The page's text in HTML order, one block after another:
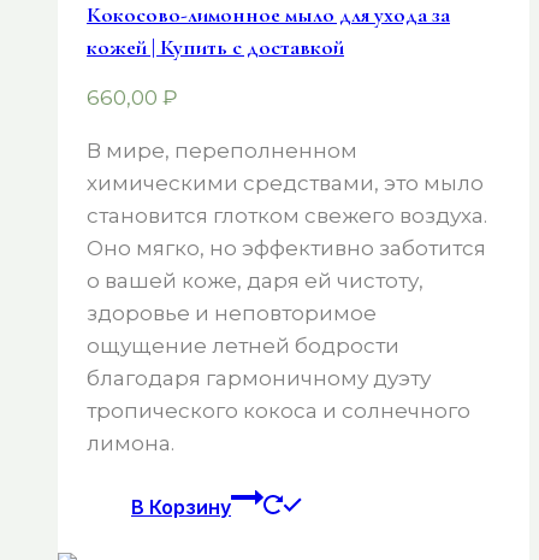
Кокосово-лимонное мыло для ухода за
кожей | Купить с доставкой
660,00 ₽
В мире, переполненном
химическими средствами, это мыло
становится глотком свежего воздуха.
Оно мягко, но эффективно заботится
о вашей коже, даря ей чистоту,
здоровье и неповторимое
ощущение летней бодрости
благодаря гармоничному дуэту
тропического кокоса и солнечного
лимона.
В Корзину